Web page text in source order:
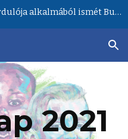
A RIROSZ fennállásának 20. évfordulója alkalmából ismét Budapesten lesz a Ritka Betegségek Világnapja központi rendezvénye!
2021